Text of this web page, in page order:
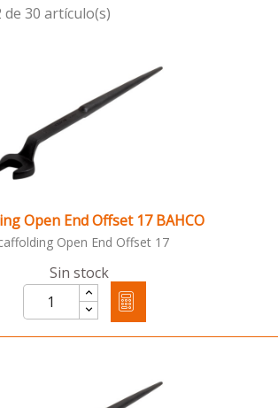
30 artículo(s)
Open End Offset 17 BAHCO
Open End Offset 17
Sin stock